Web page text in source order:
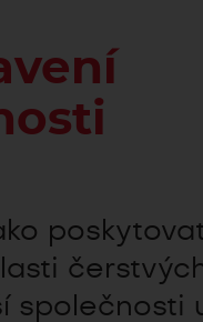
společnosti